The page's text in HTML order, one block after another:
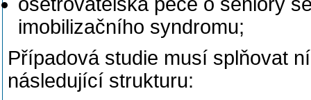
imobilizačního syndromu;
Případová studie musí splňovat
následující strukturu: